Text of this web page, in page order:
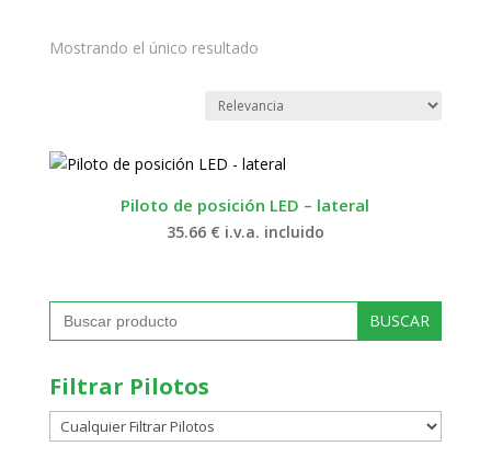
Mostrando el único resultado
Piloto de posición LED – lateral
35.66 € i.v.a. incluido
Buscar:
Filtrar Pilotos